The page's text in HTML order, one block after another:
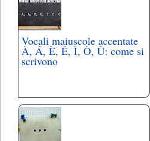
Vocali maiuscole accentate
À, Á, È, É, Ì, Ò, Ù: come si
scrivono